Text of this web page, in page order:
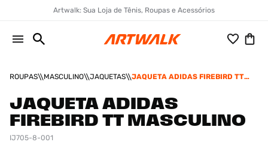
Artwalk: Sua Loja de Tênis, Roupas e Acessórios
ROUPAS MASCULINO JAQUETAS
JAQUETA ADIDAS FIREBIRD TT
JAQUETA ADIDAS
FIREBIRD TT MASCULINO
IJ705-8-001